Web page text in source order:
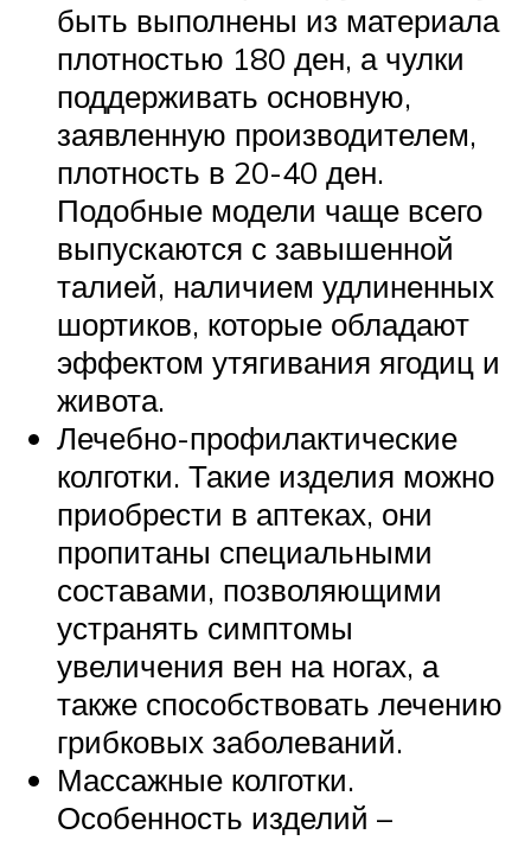
быть выполнены из материала
плотностью 180 ден, а чулки
поддерживать основную,
заявленную производителем,
плотность в 20-40 ден.
Подобные модели чаще всего
выпускаются с завышенной
талией, наличием удлиненных
шортиков, которые обладают
эффектом утягивания ягодиц и
живота.
Лечебно-профилактические
колготки. Такие изделия можно
приобрести в аптеках, они
пропитаны специальными
составами, позволяющими
устранять симптомы
увеличения вен на ногах, а
также способствовать лечению
грибковых заболеваний.
Массажные колготки.
Особенность изделий –